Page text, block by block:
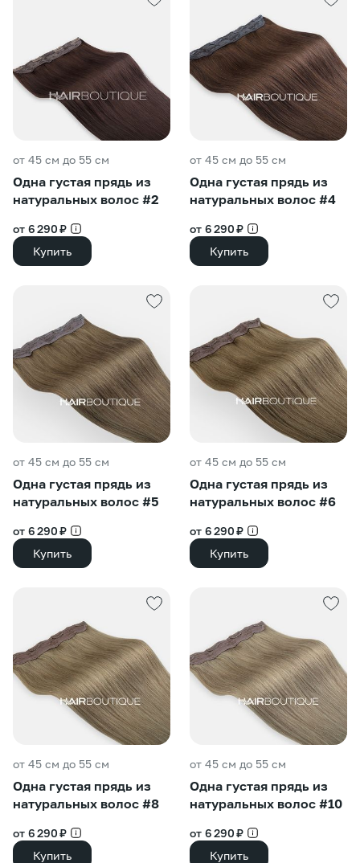
от 45 см до 55 см
Одна густая прядь из
натуральных волос #2
от 6 290 ₽
Купить
от 45 см до 55 см
Одна густая прядь из
натуральных волос #4
от 6 290 ₽
Купить
от 45 см до 55 см
Одна густая прядь из
натуральных волос #5
от 6 290 ₽
Купить
от 45 см до 55 см
Одна густая прядь из
натуральных волос #6
от 6 290 ₽
Купить
от 45 см до 55 см
Одна густая прядь из
натуральных волос #8
от 6 290 ₽
Купить
от 45 см до 55 см
Одна густая прядь из
натуральных волос #10
от 6 290 ₽
Купить